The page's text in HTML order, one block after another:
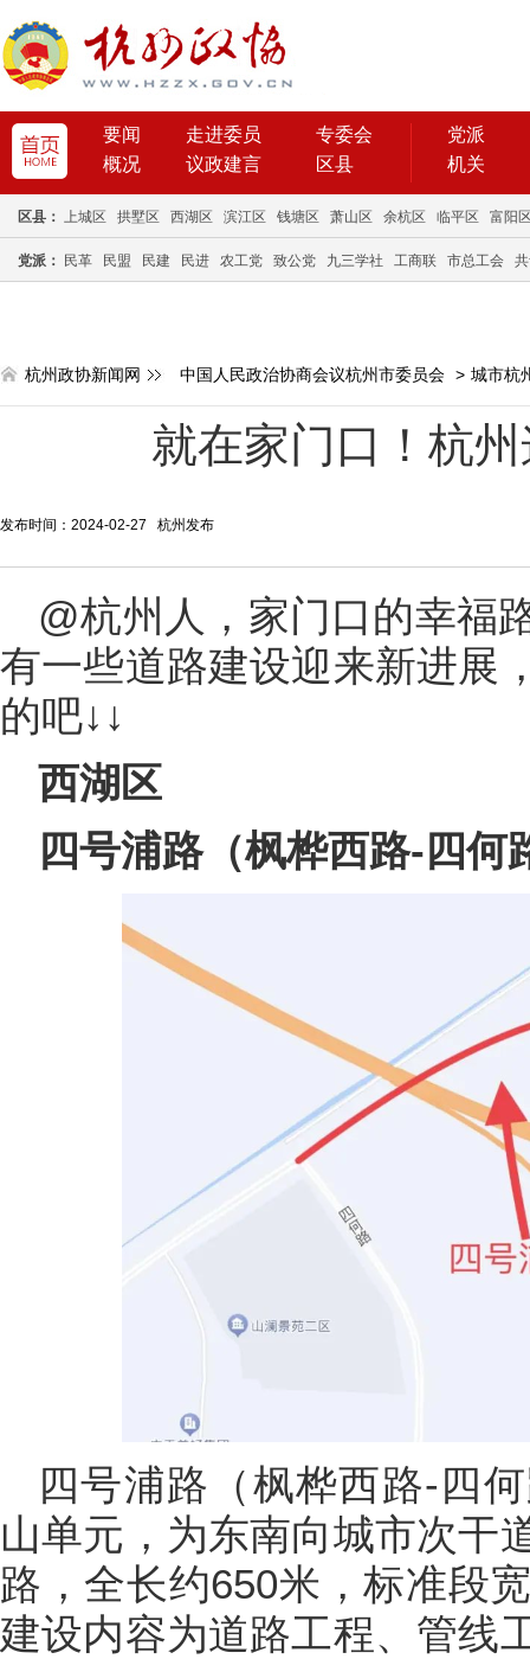
要闻 走进委员
专委会
概况
议政建言 区县
党派
机关
区县： 上城区 拱墅区 西湖区 滨江区 钱塘区 萧山区 余杭区 临平区 富阳
党派： 民革 民盟 民建 民进 农工党 致公党 九三学社 工商联 市总工会
杭州政协新闻网 中国人民政治协商会议杭州市委员会 > 城市杭
就在家门口！杭
发布时间：2024-02-27 杭州发布
@杭州人，家门口的幸福
有一些道路建设迎来新进展
的吧↓↓
西湖区
四号浦路（枫桦西路-四何
四号浦路（枫桦西路-四
山单元，为东南向城市次干
路，全长约650米，标准段
建设内容为道路工程、管线